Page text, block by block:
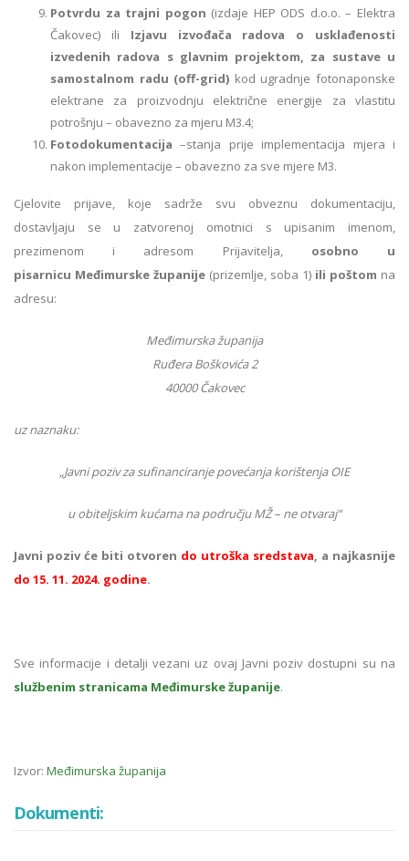
Potvrdu za trajni pogon (izdaje HEP ODS d.o.o. – Elektra
Čakovec) ili Izjavu izvođača radova o usklađenosti
izvedenih radova s glavnim projektom, za sustave u
samostalnom radu (off-grid) kod ugradnje fotonaponske
elektrane za proizvodnju električne energije za vlastitu
potrošnju – obavezno za mjeru M3.4;
Fotodokumentacija–stanja prije implementacija mjera i
nakon implementacije – obavezno za sve mjere M3.
Cjelovite prijave, koje sadrže svu obveznu dokumentaciju,
dostavljaju se u zatvorenoj omotnici s upisanim imenom,
prezimenom i adresom Prijavitelja, osobno u
pisarnicu Međimurske županije (prizemlje, soba 1) ili poštom na
adresu:
Međimurska županija
Ruđera Boškovića 2
40000 Čakovec
uz naznaku:
„Javni poziv za sufinanciranje povećanja korištenja OIE
u obiteljskim kućama na području MŽ – ne otvaraj“
Javni poziv će biti otvoren do utroška sredstava, a najkasnije
do 15. 11. 2024. godine.
Sve informacije i detalji vezani uz ovaj Javni poziv dostupni su na
službenim stranicama Međimurske županije.
Izvor: Međimurska županija
Dokumenti: